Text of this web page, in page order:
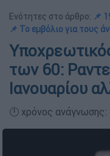
Ενότητες στο άρθρο: 📌
📌 Το εμβόλιο για τους
των 60:
Ιανουαρίου
🕛 χρόνος